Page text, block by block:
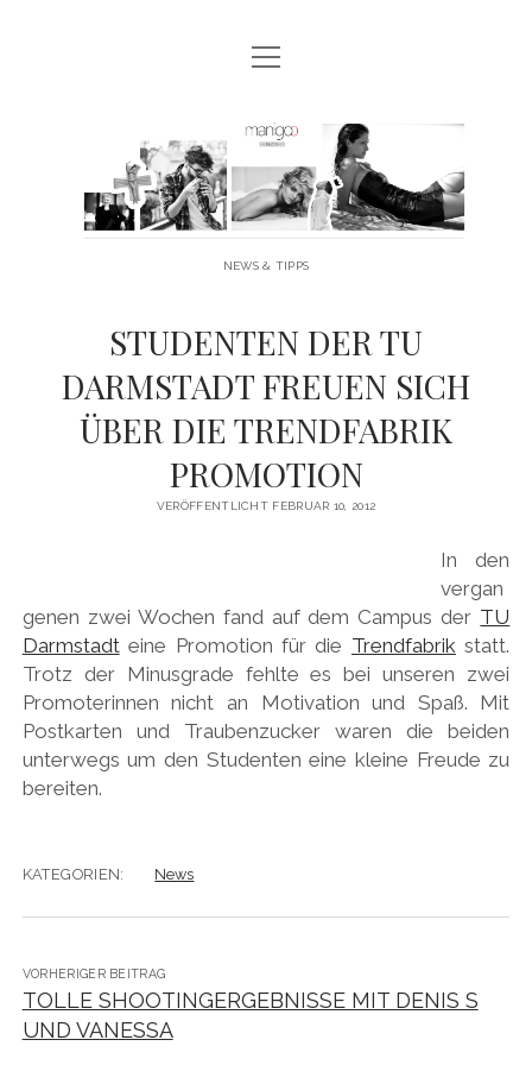
MANIGOO BLOG
MANIGOO MODELS
IMPRESSUM & DATENSCHUTZ
Menü
öffnen
Manigoo
NEWS & TIPPS
STUDENTEN DER TU
DARMSTADT FREUEN SICH
ÜBER DIE TRENDFABRIK
PROMOTION
VERÖFFENTLICHT FEBRUAR 10, 2012
In den
vergan
genen zwei Wochen fand auf dem Campus der TU
Darmstadteine Promotion für die Trendfabrikstatt.
Trotz der Minusgrade fehlte es bei unseren zwei
Promoterinnen nicht an Motivation und Spaß. Mit
Postkarten und Traubenzucker waren die beiden
unterwegs um den Studenten eine kleine Freude zu
bereiten.
KATEGORIEN: News
VORHERIGER BEITRAG
TOLLE SHOOTINGERGEBNISSE MIT DENIS S
UND VANESSA